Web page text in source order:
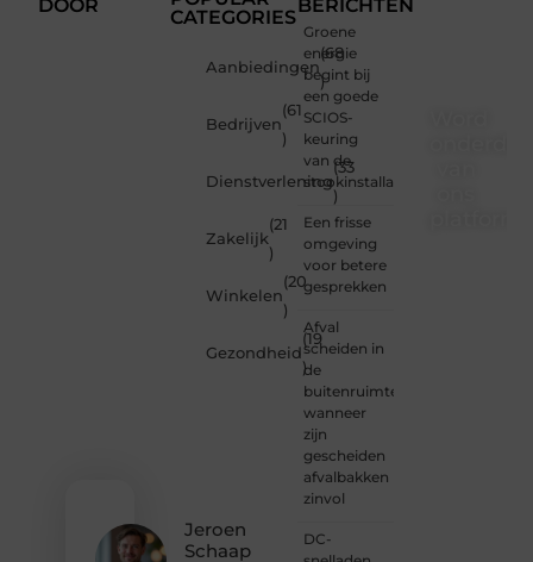
DOOR
Jeroen
Schaap
CATEGORIES
Aanbiedingen
(68
)
Bedrijven
(61
)
Dienstverlening
(33
)
Zakelijk
(21
)
Winkelen
(20
)
Gezondheid
(19
)
BERICHTEN
Groene
energie
begint bij
een goede
SCIOS-
keuring
van de
stookinstallatie
Een frisse
omgeving
voor betere
gesprekken
Afval
scheiden in
de
buitenruimte:
wanneer
zijn
gescheiden
afvalbakken
zinvol
DC-